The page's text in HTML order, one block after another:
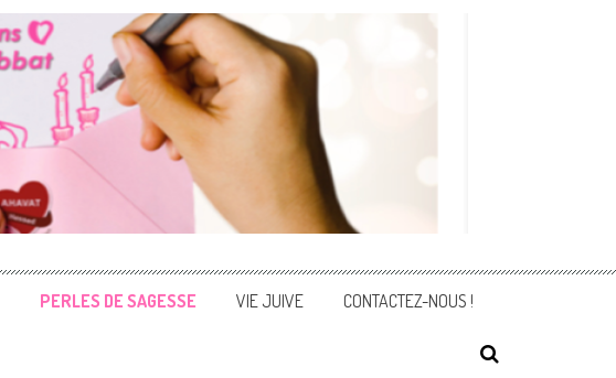
PERLES DE SAGESSE VIE JUIVE CONTACTEZ-NOUS !